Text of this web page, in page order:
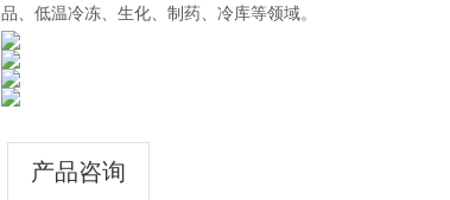
品、低温冷冻、 生化、制药、 冷库等领域。
产品咨询